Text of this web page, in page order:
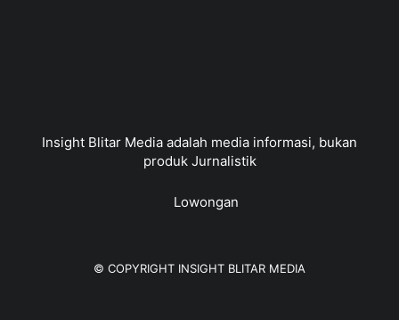
Insight Blitar Media adalah media informasi, bukan
produk Jurnalistik
Lowongan
© COPYRIGHT INSIGHT BLITAR MEDIA